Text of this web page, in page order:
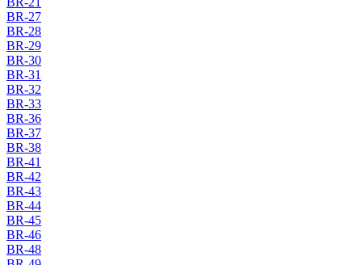
BR-27
BR-28
BR-29
BR-30
BR-31
BR-32
BR-33
BR-36
BR-37
BR-38
BR-41
BR-42
BR-43
BR-44
BR-45
BR-46
BR-48